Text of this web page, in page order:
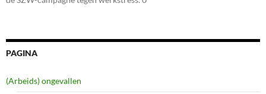
PAGINA
(Arbeids) ongevallen